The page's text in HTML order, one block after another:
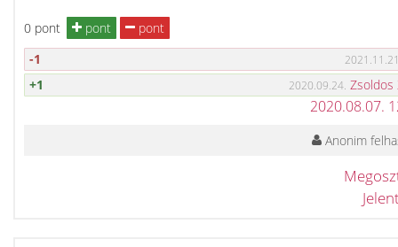
0 pont pont
pont
-1
+1 2020.09.24. Zsoldos
2020.08.07.
Anonim